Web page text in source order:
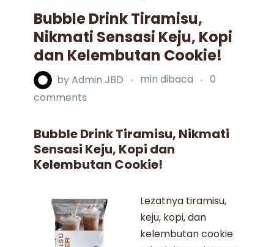
Bubble Drink Tiramisu,
Nikmati Sensasi Keju, Kopi
dan Kelembutan Cookie!
byAdmin JBD min dibaca
0
comments
Bubble Drink Tiramisu, Nikmati
Sensasi Keju, Kopi dan
Kelembutan Cookie!
Lezatnya tiramisu,
keju, kopi, dan
kelembutan cookie